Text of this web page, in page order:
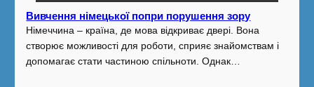
Вивчення німецької попри порушення зору
Німеччина – країна, де мова відкриває двері. Вона
створює можливості для роботи, сприяє знайомствам і
допомагає стати частиною спільноти. Однак…